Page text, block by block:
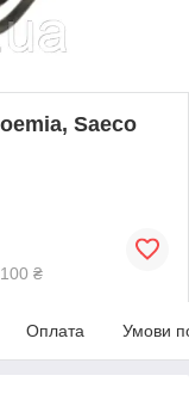
Saeco
₴
Оплата Умови